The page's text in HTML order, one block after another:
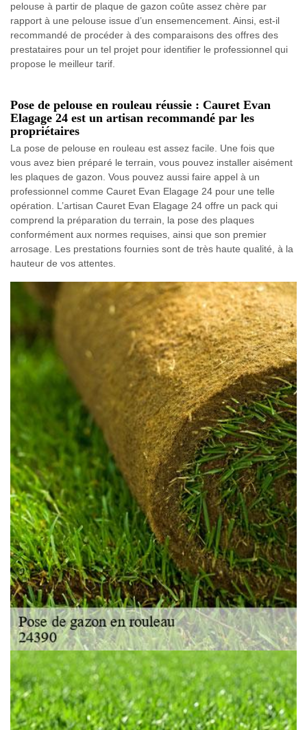
pelouse à partir de plaque de gazon coûte assez chère par
rapport à une pelouse issue d’un ensemencement. Ainsi, est-il
recommandé de procéder à des comparaisons des offres des
prestataires pour un tel projet pour identifier le professionnel qui
propose le meilleur tarif.
Pose de pelouse en rouleau réussie : Cauret Evan
Elagage 24 est un artisan recommandé par les
propriétaires
La pose de pelouse en rouleau est assez facile. Une fois que
vous avez bien préparé le terrain, vous pouvez installer aisément
les plaques de gazon. Vous pouvez aussi faire appel à un
professionnel comme Cauret Evan Elagage 24 pour une telle
opération. L’artisan Cauret Evan Elagage 24 offre un pack qui
comprend la préparation du terrain, la pose des plaques
conformément aux normes requises, ainsi que son premier
arrosage. Les prestations fournies sont de très haute qualité, à la
hauteur de vos attentes.